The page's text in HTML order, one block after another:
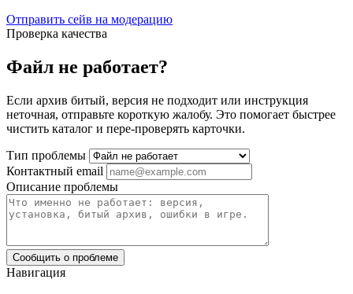
Отправить сейв на модерацию
Проверка качества
Файл не работает?
Если архив битый, версия не подходит или инструкция
неточная, отправьте короткую жалобу. Это помогает быстрее
чистить каталог и пере-проверять карточки.
Тип проблемы
Контактный email
Описание проблемы
Сообщить о проблеме
Навигация